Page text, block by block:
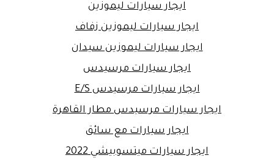
ايجار سيارات ليموزين
ايجار سيارات ليموزين زفاف
ايجار سيارات ليموزين سيدان
ايجار سيارات مرسيدس
ايجار سيارات مرسيدس E/S
ايجار سيارات مرسيدس مطار القاهرة
ايجار سيارات مع سائق
ايجار سيارات ميتسوبيشي 2022